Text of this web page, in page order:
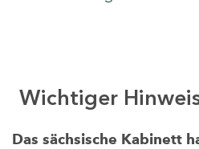
Wichtiger
Das sächsische Kabinett